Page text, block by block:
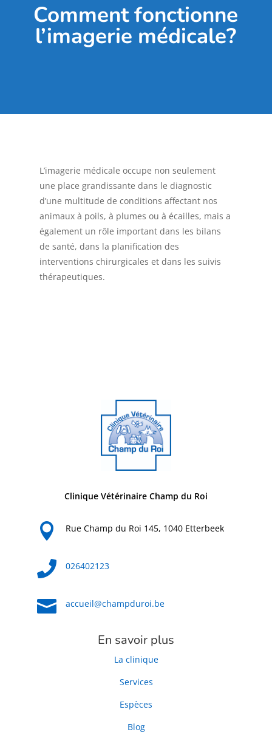
Comment fonctionne
l’imagerie médicale?
L’imagerie médicale occupe non seulement
une place grandissante dans le diagnostic
d’une multitude de conditions affectant nos
animaux à poils, à plumes ou à écailles, mais a
également un rôle important dans les bilans
de santé, dans la planification des
interventions chirurgicales et dans les suivis
thérapeutiques.
Clinique Vétérinaire Champ du Roi
 Rue Champ du Roi 145, 1040 Etterbeek
 026402123
 accueil@champduroi.be
En savoir plus
La clinique
Services
Espèces
Blog